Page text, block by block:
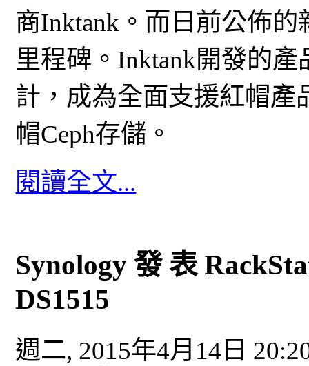
商Inktank。而日前公佈
里程碑。Inktank開發的
計，成為全面支援紅帽產
帽Ceph存儲。
閱讀全文...
Synology 發 表
DS1515
週二, 2015年4月14日